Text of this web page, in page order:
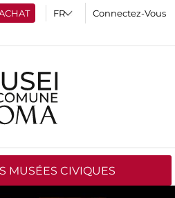
Connectez-Vous
MUSÉES CIVIQUES